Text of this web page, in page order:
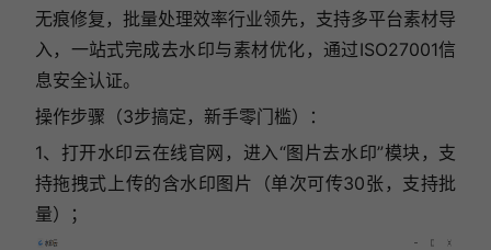
无痕修复，批量处理效率行业领先，支持多平台素材导
入，一站式完成去水印与素材优化，通过ISO27001信
息安全认证。
操作步骤（3步搞定，新手零门槛）：
1、打开水印云在线官网，进入“图片去水印”模块，支
持拖拽式上传的含水印图片（单次可传30张，支持批
量）；